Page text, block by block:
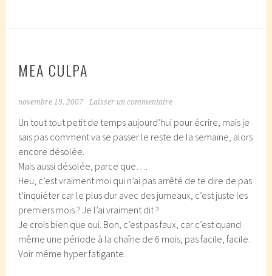
MEA CULPA
novembre 19, 2007 Laisser un commentaire
Un tout tout petit de temps aujourd’hui pour écrire, mais je
sais pas comment va se passer le reste de la semaine, alors
encore désolée.
Mais aussi désolée, parce que….
Heu, c’est vraiment moi qui n’ai pas arrêté de te dire de pas
t’inquiéter car le plus dur avec des jumeaux, c’est juste les
premiers mois ? Je l’ai vraiment dit ?
Je crois bien que oui. Bon, c’est pas faux, car c’est quand
même une période à la chaîne de 6 mois, pas facile, facile.
Voir même hyper fatigante.